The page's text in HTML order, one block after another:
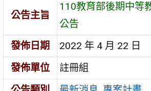
公告主旨
110教育部後期中等
公告
發佈日期
2022 年 4 月 22 日
發佈單位
註冊組